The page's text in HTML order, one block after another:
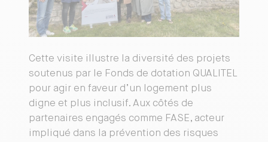
Cette visite illustre la diversité des projets
soutenus par le Fonds de dotation QUALITEL
pour agir en faveur d’un logement plus
digne et plus inclusif. Aux côtés de
partenaires engagés comme FASE, acteur
impliqué dans la prévention des risques